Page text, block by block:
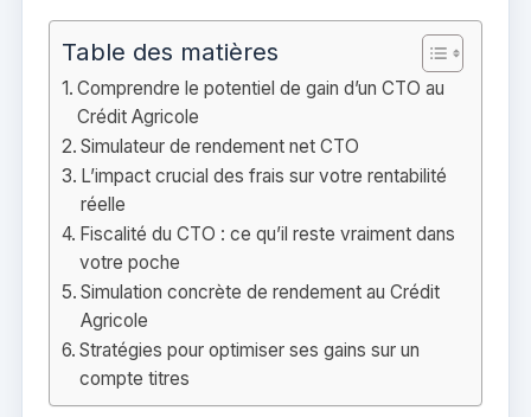
Table des matières
Comprendre le potentiel de gain d’un CTO au
Crédit Agricole
Simulateur de rendement net CTO
L’impact crucial des frais sur votre rentabilité
réelle
Fiscalité du CTO : ce qu’il reste vraiment dans
votre poche
Simulation concrète de rendement au Crédit
Agricole
Stratégies pour optimiser ses gains sur un
compte titres